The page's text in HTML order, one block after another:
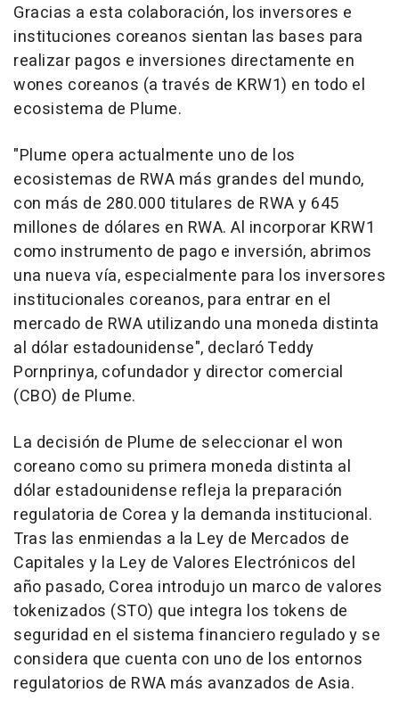
Gracias a esta colaboración, los inversores e
instituciones coreanos sientan las bases para
realizar pagos e inversiones directamente en
wones coreanos (a través de KRW1) en todo el
ecosistema de Plume.
"Plume opera actualmente uno de los
ecosistemas de RWA más grandes del mundo,
con más de 280.000 titulares de RWA y 645
millones de dólares en RWA. Al incorporar KRW1
como instrumento de pago e inversión, abrimos
una nueva vía, especialmente para los inversores
institucionales coreanos, para entrar en el
mercado de RWA utilizando una moneda distinta
al dólar estadounidense", declaró Teddy
Pornprinya, cofundador y director comercial
(CBO) de Plume.
La decisión de Plume de seleccionar el won
coreano como su primera moneda distinta al
dólar estadounidense refleja la preparación
regulatoria de Corea y la demanda institucional.
Tras las enmiendas a la Ley de Mercados de
Capitales y la Ley de Valores Electrónicos del
año pasado, Corea introdujo un marco de valores
tokenizados (STO) que integra los tokens de
seguridad en el sistema financiero regulado y se
considera que cuenta con uno de los entornos
regulatorios de RWA más avanzados de Asia.